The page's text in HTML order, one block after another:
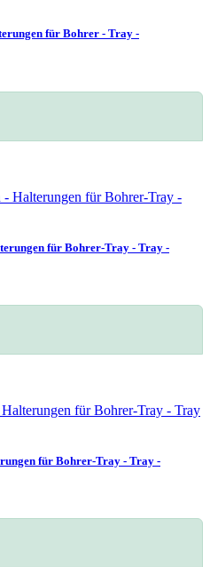
für Bohrer - Tray -
für Bohrer-Tray - Tray -
für Bohrer-Tray - Tray -